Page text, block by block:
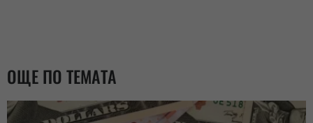
ОЩЕ ПО ТЕМАТА